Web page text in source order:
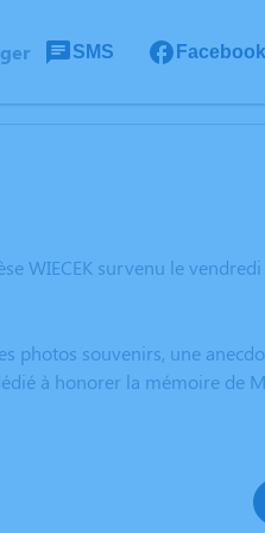
SMS Facebook
WIECEK survenu le
photos souvenirs, une
à honorer la mémoire de